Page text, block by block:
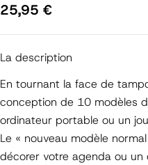
Prix
25,95 €
La description
En tournant la face de
conception de 10 modèles
ordinateur portable ou un
Le « nouveau modèle
décorer votre agenda ou un